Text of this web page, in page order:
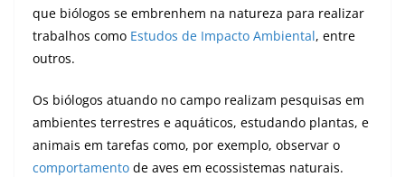
que biólogos se embrenhem na natureza para realizar
trabalhos como Estudos de Impacto Ambiental, entre
outros.
Os biólogos atuando no campo realizam pesquisas em
ambientes terrestres e aquáticos, estudando plantas, e
animais em tarefas como, por exemplo, observar o
comportamento de aves em ecossistemas naturais.